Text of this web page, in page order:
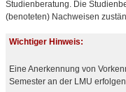
Studienberatung. Die
(benoteten) Nachweisen
Wichtiger Hinweis:
Eine Anerkennung von
Semester an der LMU